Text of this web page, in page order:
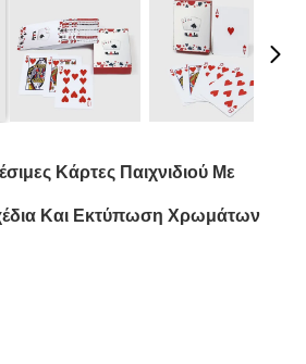
Κάρτες Παιχνιδιού Με
Και Εκτύπωση Χρωμάτων